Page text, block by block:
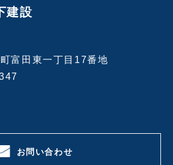
建設
富田東一丁目17番地
お問い合わせ